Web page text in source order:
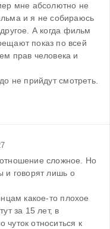
мне абсолютно не
и я не собираюсь
А когда фильм
показ по всей
прав человека и
не прийдут смотреть.
сложное. Но
и говорят лишь о
какое-то плохое
за 15 лет, в
чуток относиться к